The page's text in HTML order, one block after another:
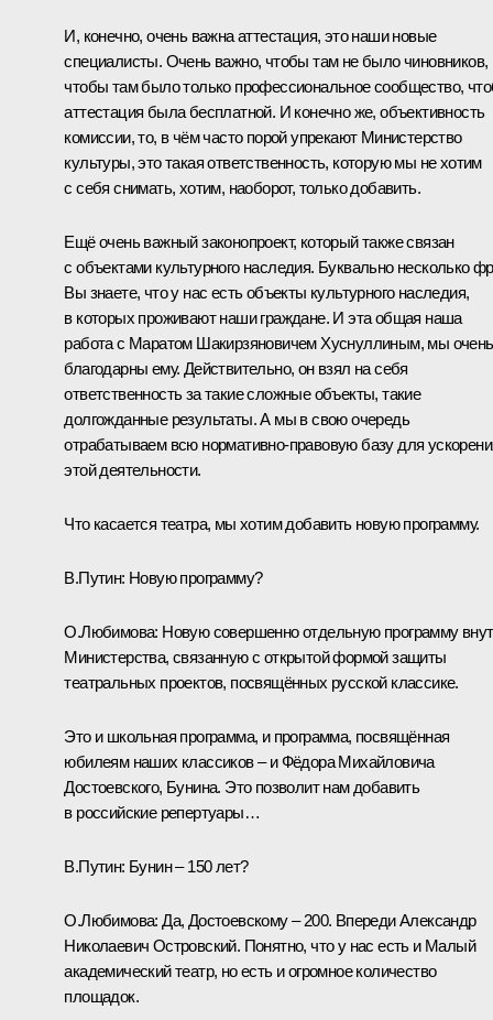
И, конечно, очень важна аттестация, это наши новые
специалисты. Очень важно, чтобы там не было чиновников,
чтобы там было только профессиональное сообщество,
аттестация была бесплатной. И конечно же, объективность
комиссии, то, в чём часто порой упрекают Министерство
культуры, это такая ответственность, которую мы не хотим
с себя снимать, хотим, наоборот, только добавить.
Ещё очень важный законопроект, который также связан
с объектами культурного наследия. Буквально несколько
Вы знаете, что у нас есть объекты культурного наследия,
в которых проживают наши граждане. И эта общая наша
работа с Маратом Шакирзяновичем Хуснуллиным, мы очень
благодарны ему. Действительно, он взял на себя
ответственность за такие сложные объекты, такие
долгожданные результаты. А мы в свою очередь
отрабатываем всю нормативно-правовую базу для
этой деятельности.
Что касается театра, мы хотим добавить новую программу.
В.Путин: Новую программу?
О.Любимова: Новую совершенно отдельную программу
Министерства, связанную с открытой формой защиты
театральных проектов, посвящённых русской классике.
Это и школьная программа, и программа, посвящённая
юбилеям наших классиков – и Фёдора Михайловича
Достоевского, Бунина. Это позволит нам добавить
в российские репертуары…
В.Путин: Бунин – 150 лет?
О.Любимова: Да, Достоевскому – 200. Впереди Александр
Николаевич Островский. Понятно, что у нас есть и Малый
академический театр, но есть и огромное количество
площадок.